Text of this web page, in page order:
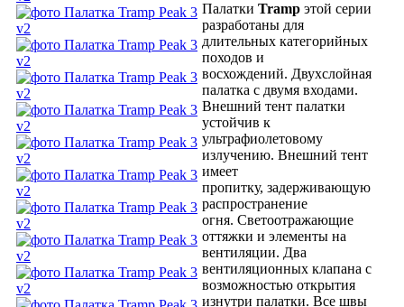
Палатки Tramp этой серии
разработаны для
длительных категорийных
походов и
восхождений. Двухслойная
палатка с двумя входами.
Внешний тент палатки
устойчив к
ультрафиолетовому
излучению. Внешний тент
имеет
пропитку, задерживающую
распространение
огня. Светоотражающие
оттяжки и элементы на
вентиляции. Два
вентиляционных клапана с
возможностью открытия
изнутри палатки. Все швы